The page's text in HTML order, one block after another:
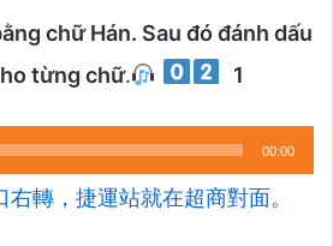
chữ Hán. Sau đó đánh dấu
từng chữ. 1
00:00
右轉，捷運站就在超商對面。